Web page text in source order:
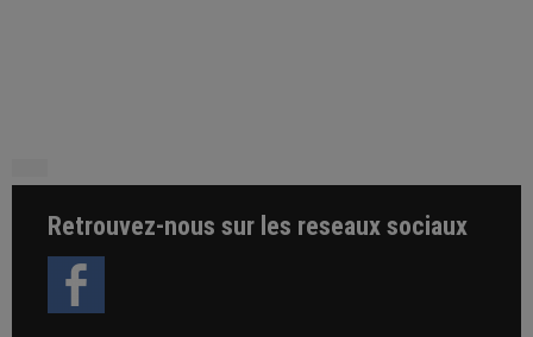
Retrouvez-nous sur les reseaux sociaux